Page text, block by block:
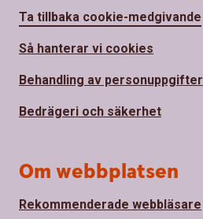
Ta tillbaka cookie-medgivande
Så hanterar vi cookies
Behandling av personuppgifter
Bedrägeri och säkerhet
Om webbplatsen
Rekommenderade webbläsare